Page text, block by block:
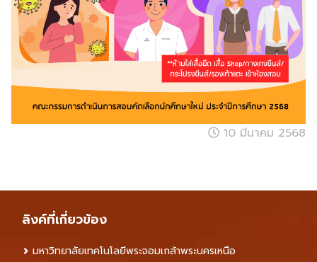
10 มีนาคม 2568
ลิงค์ที่เกี่ยวข้อง
มหาวิทยาลัยเทคโนโลยีพระจอมเกล้าพระนครเหนือ